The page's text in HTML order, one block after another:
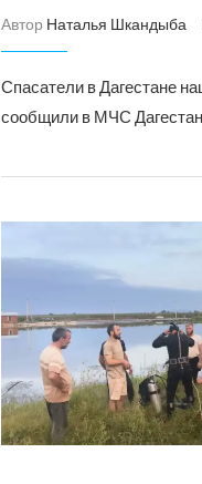
Автор Наталья Шкандыба
Спасатели в Дагестане
сообщили в МЧС